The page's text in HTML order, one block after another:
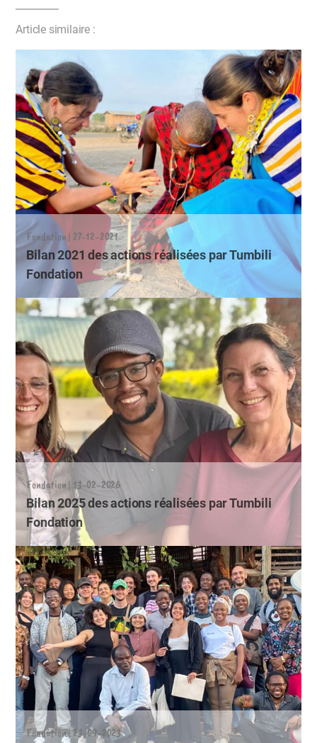
Article similaire :
Fondation | 27-12-2021
Bilan 2021 des actions réalisées par Tumbili
Fondation
Fondation | 13-02-2026
Bilan 2025 des actions réalisées par Tumbili
Fondation
Fondation | 23-09-2023